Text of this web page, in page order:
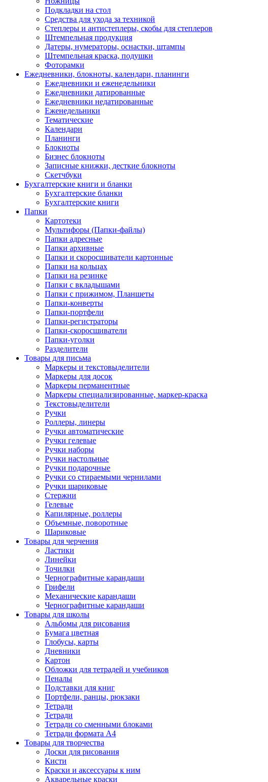
Подкладки на стол
Средства для ухода за техникой
Степлеры и антистеплеры, скобы для степлеров
Штемпельная продукция
Датеры, нумераторы, оснастки, штампы
Штемпельная краска, подушки
Фоторамки
Ежедневники, блокноты, календари, планинги
Ежедневники и еженедельники
Ежедневники датированные
Ежедневники недатированные
Еженедельники
Тематические
Календари
Планинги
Блокноты
Бизнес блокноты
Записные книжки, десткие блокноты
Скетчбуки
Бухгалтерские книги и бланки
Бухгалтерские бланки
Бухгалтерские книги
Папки
Картотеки
Мультифоры (Папки-файлы)
Папки адресные
Папки архивные
Папки и скоросшиватели картонные
Папки на кольцах
Папки на резинке
Папки с вкладышами
Папки с прижимом, Планшеты
Папки-конверты
Папки-портфели
Папки-регистраторы
Папки-скоросшиватели
Папки-уголки
Разделители
Товары для письма
Маркеры и текстовыделители
Маркеры для досок
Маркеры перманентные
Маркеры специализированные, маркер-краска
Текстовыделители
Ручки
Роллеры, линеры
Ручки автоматические
Ручки гелевые
Ручки наборы
Ручки настольные
Ручки подарочные
Ручки со стираемыми чернилами
Ручки шариковые
Стержни
Гелевые
Капилярные, роллеры
Объемные, поворотные
Шариковые
Товары для черчения
Ластики
Линейки
Точилки
Чернографитные карандаши
Грифели
Механические карандаши
Чернографитные карандаши
Товары для школы
Альбомы для рисования
Бумага цветная
Глобусы, карты
Дневники
Картон
Обложки для тетрадей и учебников
Пеналы
Подставки для книг
Портфели, ранцы, рюкзаки
Тетради
Тетради
Тетради со сменными блоками
Тетради формата А4
Товары для творчества
Доски для рисования
Кисти
Краски и аксессуары к ним
Акварельные краски